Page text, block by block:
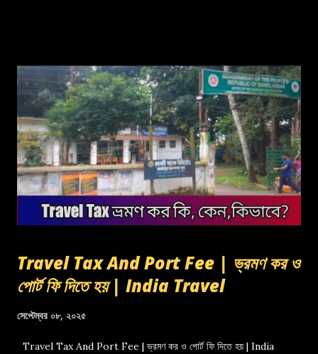
Travel Tax And Port Fee | ভ্রমণ কর ও
পোর্ট ফি দিতে হয় | India Travel
সেপ্টেম্বর ০৮, ২০২৫
Travel Tax And Port Fee | ভ্রমণ কর ও পোর্ট ফি দিতে হয় | India